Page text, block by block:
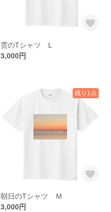
雲のTシャツ L
3,000円
残り1点
朝日のTシャツ Ｍ
3,000円